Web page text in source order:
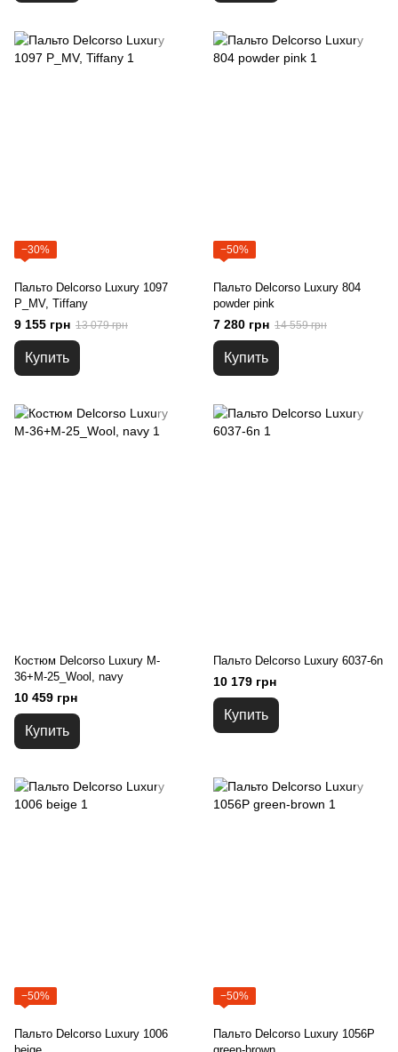
−30%
Пальто Delcorso Luxury 1097
P_MV, Tiffany
9 155 грн 13 079 грн
Купить
−50%
Пальто Delcorso Luxury 804
powder pink
7 280 грн 14 559 грн
Купить
Костюм Delcorso Luxury M-
36+M-25_Wool, navy
10 459 грн
Купить
Пальто Delcorso Luxury 6037-6n
10 179 грн
Купить
−50%
Пальто Delcorso Luxury 1006
−50%
Пальто Delcorso Luxury 1056P